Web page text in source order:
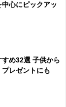
心にピックアッ
め32選 子供から
レゼントにも